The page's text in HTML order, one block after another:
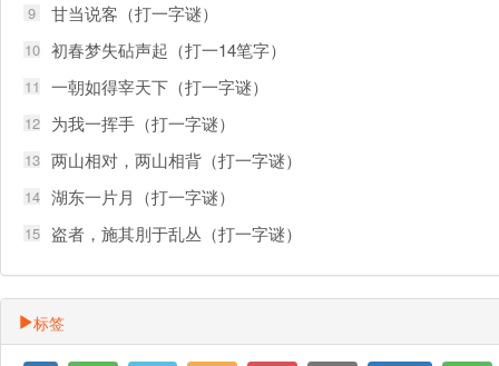
9 甘当说客（打一字谜）
10 初春梦失砧声起（打一14笔字）
11 一朝如得宰天下（打一字谜）
12 为我一挥手（打一字谜）
13 两山相对，两山相背（打一字谜）
14 湖东一片月（打一字谜）
15 盗者，施其刖于乱丛（打一字谜）
标签